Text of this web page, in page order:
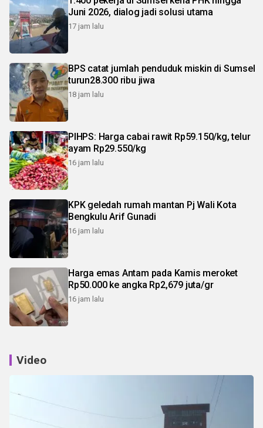
Juni 2026, dialog jadi solusi utama
17 jam lalu
BPS catat jumlah penduduk miskin di Sumsel
turun28.300 ribu jiwa
18 jam lalu
PIHPS: Harga cabai rawit Rp59.150/kg, telur
ayam Rp29.550/kg
16 jam lalu
KPK geledah rumah mantan Pj Wali Kota
Bengkulu Arif Gunadi
16 jam lalu
Harga emas Antam pada Kamis meroket
Rp50.000 ke angka Rp2,679 juta/gr
16 jam lalu
Video